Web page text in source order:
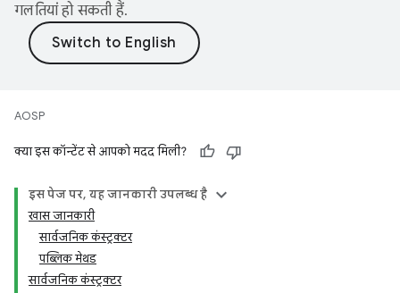
गलतियां हो सकती हैं.
AOSP
क्या इस कॉन्टेंट से आपको मदद मिली?
इस पेज पर, यह जानकारी उपलब्ध है
खास जानकारी
सार्वजनिक कंस्ट्रक्टर
पब्लिक मेथड
सार्वजनिक कंस्ट्रक्टर